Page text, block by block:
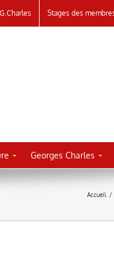
Stages des
Georges Charles
Accueil /